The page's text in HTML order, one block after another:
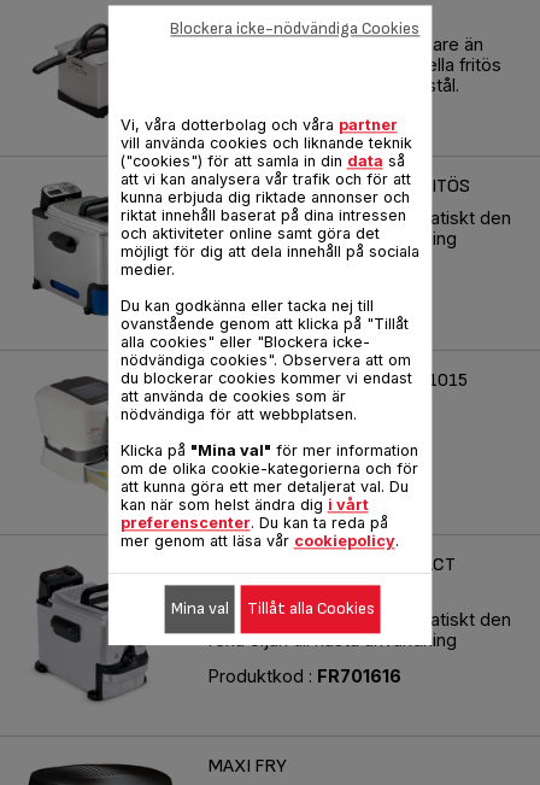
EASY PRO
Fritering har aldrig varit enklare än
med denna halvprofessionella fritös
från Tefal i polerat rostfritt stål.
Produktkod :FR101431
OLEOCLEAN PRO FR804 FRITÖS
Filtrerar och förvarar automatiskt den
rena oljan till nästa användning
OLEOCLEAN DELUXE FR701015
Produktkod :
OLEOCLEAN FRYER COMPACT
FR7016 FRITÖS
Filtrerar och förvarar automatiskt den
rena oljan till nästa användning
Produktkod : FR701616
MAXI FRY
Vi, våra dotterbolag och våra partner
vill använda cookies och liknande teknik
("cookies") för att samla in din data så
att vi kan analysera vår trafik och för att
kunna erbjuda dig riktade annonser och
riktat innehåll baserat på dina intressen
och aktiviteter online samt göra det
möjligt för dig att dela innehåll på sociala
medier.
Du kan godkänna eller tacka nej till
ovanstående genom att klicka på "Tillåt
alla cookies" eller "Blockera icke-
nödvändiga cookies". Observera att om
du blockerar cookies kommer vi endast
att använda de cookies som är
nödvändiga för att webbplatsen.
Klicka på "Mina val" för mer information
om de olika cookie-kategorierna och för
att kunna göra ett mer detaljerat val. Du
kan när som helst ändra dig i vårt
preferenscenter. Du kan ta reda på
mer genom att läsa vår cookiepolicy.
Blockera icke-nödvändiga Cookies
Mina val Tillåt alla Cookies